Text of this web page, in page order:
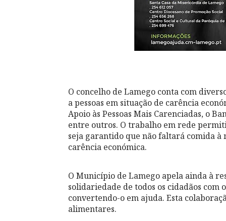
O concelho de Lamego conta com
a pessoas em situação de carência
Apoio às Pessoas Mais Carenciadas, o
entre outros. O trabalho em rede
seja garantido que não faltará comida à
carência económica.
O Município de Lamego apela ainda à
solidariedade de todos os cidadãos
convertendo-o em ajuda. Esta
alimentares.